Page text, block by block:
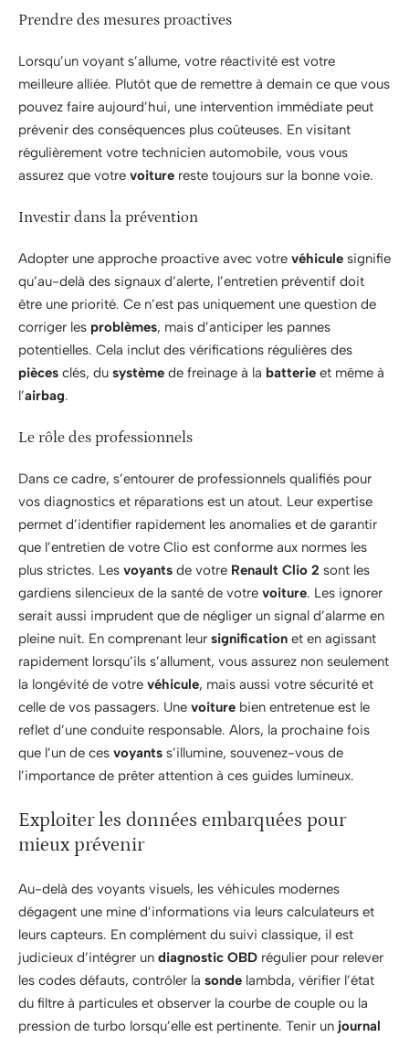
Prendre des mesures proactives
Lorsqu’un voyant s’allume, votre réactivité est votre
meilleure alliée. Plutôt que de remettre à demain ce que vous
pouvez faire aujourd’hui, une intervention immédiate peut
prévenir des conséquences plus coûteuses. En visitant
régulièrement votre technicien automobile, vous vous
assurez que votre voiture reste toujours sur la bonne voie.
Investir dans la prévention
Adopter une approche proactive avec votre véhicule signifie
qu’au-delà des signaux d’alerte, l’entretien préventif doit
être une priorité. Ce n’est pas uniquement une question de
corriger les problèmes, mais d’anticiper les pannes
potentielles. Cela inclut des vérifications régulières des
pièces clés, du système de freinage à la batterie et même à
l’airbag.
Le rôle des professionnels
Dans ce cadre, s’entourer de professionnels qualifiés pour
vos diagnostics et réparations est un atout. Leur expertise
permet d’identifier rapidement les anomalies et de garantir
que l’entretien de votre Clio est conforme aux normes les
plus strictes. Les voyants de votre Renault Clio 2 sont les
gardiens silencieux de la santé de votre voiture. Les ignorer
serait aussi imprudent que de négliger un signal d’alarme en
pleine nuit. En comprenant leur signification et en agissant
rapidement lorsqu’ils s’allument, vous assurez non seulement
la longévité de votre véhicule, mais aussi votre sécurité et
celle de vos passagers. Une voiture bien entretenue est le
reflet d’une conduite responsable. Alors, la prochaine fois
que l’un de ces voyants s’illumine, souvenez-vous de
l’importance de prêter attention à ces guides lumineux.
Exploiter les données embarquées pour
mieux prévenir
Au-delà des voyants visuels, les véhicules modernes
dégagent une mine d’informations via leurs calculateurs et
leurs capteurs. En complément du suivi classique, il est
judicieux d’intégrer un diagnostic OBD régulier pour relever
les codes défauts, contrôler la sonde lambda, vérifier l’état
du filtre à particules et observer la courbe de couple ou la
pression de turbo lorsqu’elle est pertinente. Tenir un journal